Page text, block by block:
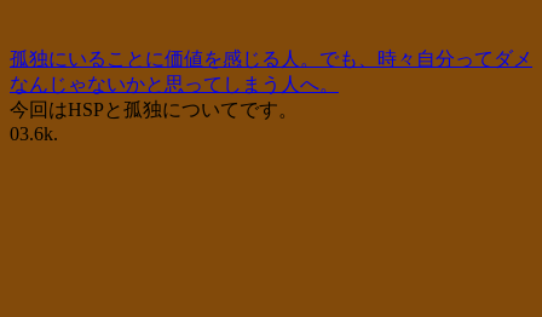
孤独にいることに価値を感じる人。でも、時々自分ってダメ
なんじゃないかと思ってしまう人へ。
今回はHSPと孤独についてです。
03.6k.